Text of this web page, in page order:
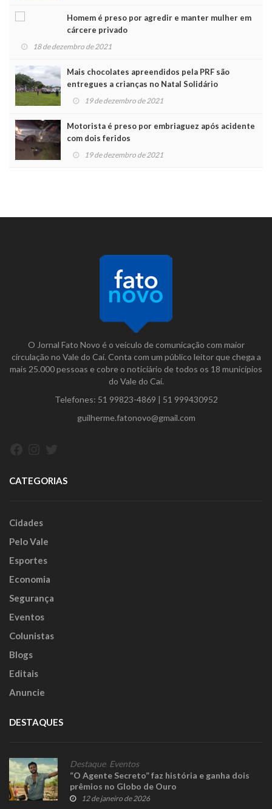
Homem é preso por agredir e manter mulher em
cárcere privado
18 de dezembro de 2021
Mais chocolates apreendidos pela PRF são
entregues a crianças no Natal Solidário
19 de dezembro de 2021
Motorista é preso por embriaguez após acidente
com dois feridos
19 de dezembro de 2021
O Jornal Fato Novo é o veículo de comunicação com maior
circulação no Vale do Caí. Conta com um público leitor que chega a
mais 25.000 pessoas e cobre o noticiário de todos os 18 municípios
do Vale do Caí.
Telefones: 51 99823-4869 | 51 999430952
guilherme.fatonovo@gmail.com
CATEGORIAS
Cidades
Pelo Vale
Esportes
Economia
Segurança
Eventos
Colunistas
Blogs
Editais
Anuncie
DESTAQUES
Destaque, Eventos
“O Agente Secreto” faz história e ganha dois
prêmios no Globo de Ouro
12 de janeiro de 2026